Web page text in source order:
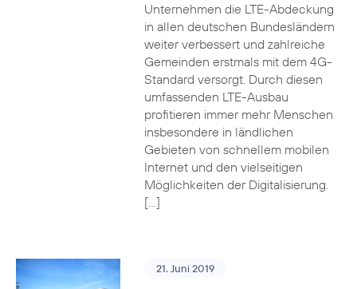
Unternehmen die LTE-Abdeckung
in allen deutschen Bundesländern
weiter verbessert und zahlreiche
Gemeinden erstmals mit dem 4G-
Standard versorgt. Durch diesen
umfassenden LTE-Ausbau
profitieren immer mehr Menschen
insbesondere in ländlichen
Gebieten von schnellem mobilen
Internet und den vielseitigen
Möglichkeiten der Digitalisierung.
[…]
21. Juni 2019